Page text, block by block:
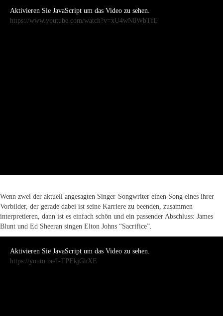
Aktivieren Sie JavaScript um das Video zu sehen.
https://www.youtube.com/watch?v=xU4wN8WbTfE
Wenn zwei der aktuell angesagten Singer-Songwriter einen Song eines ihrer
Vorbilder, der gerade dabei ist seine Karriere zu beenden, zusammen
interpretieren, dann ist es einfach schön und ein passender Abschluss: James
Blunt und Ed Sheeran singen Elton Johns “Sacrifice”.
Aktivieren Sie JavaScript um das Video zu sehen.
https://youtu.be/I-TPEkjGhXE